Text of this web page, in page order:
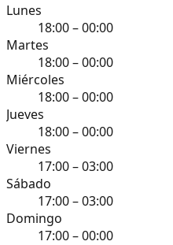
Lunes
18:00 – 00:00
Martes
18:00 – 00:00
Miércoles
18:00 – 00:00
Jueves
18:00 – 00:00
Viernes
17:00 – 03:00
Sábado
17:00 – 03:00
Domingo
17:00 – 00:00